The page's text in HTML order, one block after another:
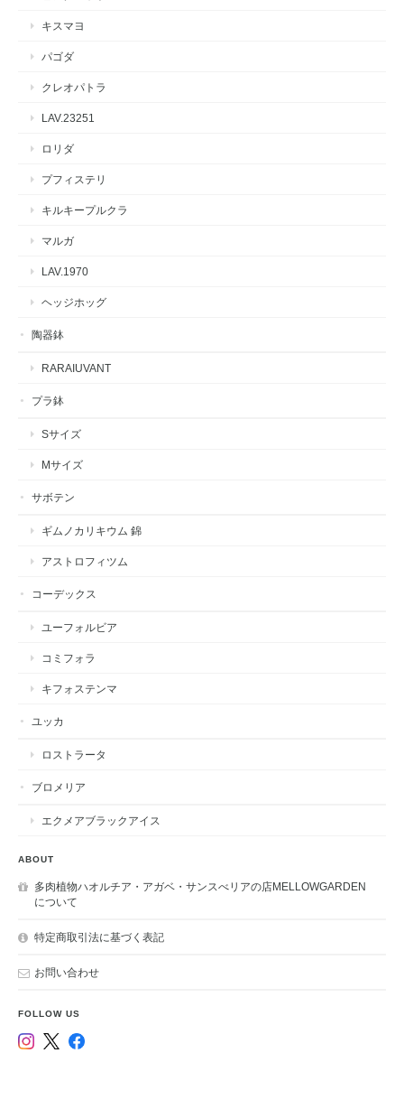
キスマヨ
パゴダ
クレオパトラ
LAV.23251
ロリダ
プフィステリ
キルキープルクラ
マルガ
LAV.1970
ヘッジホッグ
陶器鉢
RARAIUVANT
プラ鉢
Sサイズ
Mサイズ
サボテン
ギムノカリキウム 錦
アストロフィツム
コーデックス
ユーフォルビア
コミフォラ
キフォステンマ
ユッカ
ロストラータ
ブロメリア
エクメアブラックアイス
ABOUT
多肉植物ハオルチア・アガベ・サンスべリアの店MELLOWGARDEN
について
特定商取引法に基づく表記
お問い合わせ
FOLLOW US